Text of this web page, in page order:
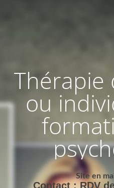
Thérapie
ou
Site en
Contact : RDV